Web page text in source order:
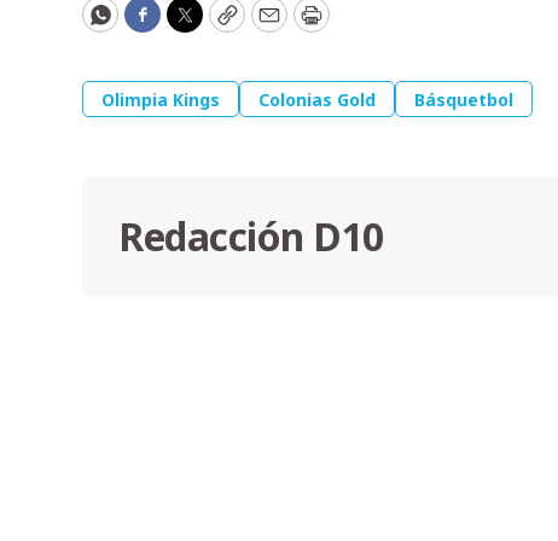
WhatsApp
Facebook
Twitter
CopyEmailPrint
Olimpia Kings Colonias Gold Básquetbol
Redacción D10